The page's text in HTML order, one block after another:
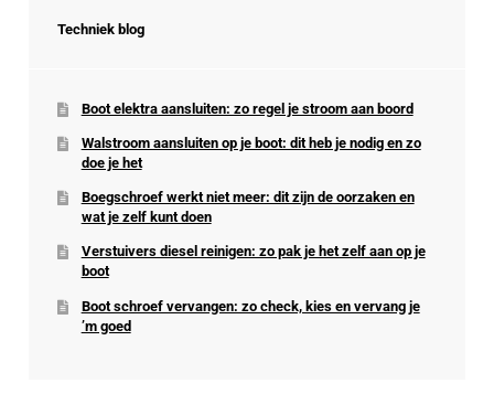
Techniek blog
Boot elektra aansluiten: zo regel je stroom aan boord
Walstroom aansluiten op je boot: dit heb je nodig en zo
doe je het
Boegschroef werkt niet meer: dit zijn de oorzaken en
wat je zelf kunt doen
Verstuivers diesel reinigen: zo pak je het zelf aan op je
boot
Boot schroef vervangen: zo check, kies en vervang je
’m goed